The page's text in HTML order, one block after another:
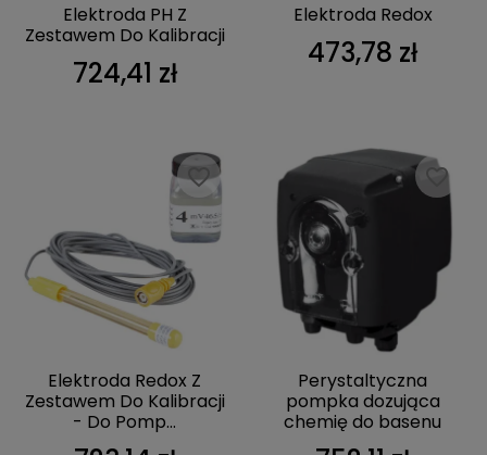
Elektroda PH Z
Zestawem Do Kalibracji
724,41 zł
Elektroda Redox
473,78 zł
favorite_border
Elektroda Redox Z
Zestawem Do Kalibracji
- Do Pomp...
favorite_border
Perystaltyczna
pompka dozująca
chemię do basenu